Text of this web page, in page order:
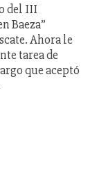
del III
Baeza”
Ahora le
tarea de
que aceptó